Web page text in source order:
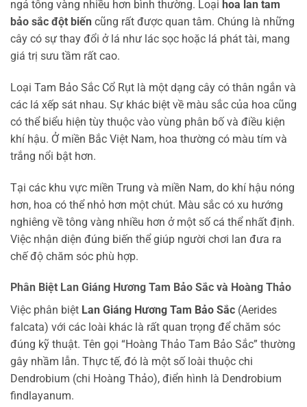
ngả tông vàng nhiều hơn bình thường. Loại hoa lan tam
bảo sắc đột biến cũng rất được quan tâm. Chúng là những
cây có sự thay đổi ở lá như lác sọc hoặc lá phát tài, mang
giá trị sưu tầm rất cao.
Loại Tam Bảo Sắc Cổ Rụt là một dạng cây có thân ngắn và
các lá xếp sát nhau. Sự khác biệt về màu sắc của hoa cũng
có thể biểu hiện tùy thuộc vào vùng phân bố và điều kiện
khí hậu. Ở miền Bắc Việt Nam, hoa thường có màu tím và
trắng nổi bật hơn.
Tại các khu vực miền Trung và miền Nam, do khí hậu nóng
hơn, hoa có thể nhỏ hơn một chút. Màu sắc có xu hướng
nghiêng về tông vàng nhiều hơn ở một số cá thể nhất định.
Việc nhận diện đúng biến thể giúp người chơi lan đưa ra
chế độ chăm sóc phù hợp.
Phân Biệt Lan Giáng Hương Tam Bảo Sắc và Hoàng Thảo
Việc phân biệt Lan Giáng Hương Tam Bảo Sắc (Aerides
falcata) với các loài khác là rất quan trọng để chăm sóc
đúng kỹ thuật. Tên gọi “Hoàng Thảo Tam Bảo Sắc” thường
gây nhầm lẫn. Thực tế, đó là một số loài thuộc chi
Dendrobium (chi Hoàng Thảo), điển hình là Dendrobium
findlayanum.